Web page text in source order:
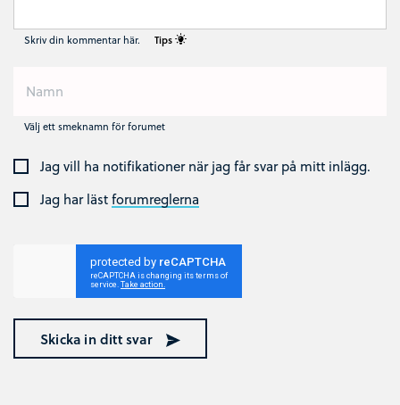
Skriv din kommentar här. Tips
Välj ett smeknamn för forumet
Jag vill ha notifikationer när jag får svar på mitt inlägg.
Jag har lästforumreglerna
Skicka in ditt svar